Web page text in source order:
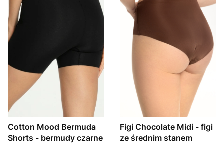
Cotton Mood Bermuda
Shorts - bermudy czarne
Figi Chocolate Midi - figi
ze średnim stanem